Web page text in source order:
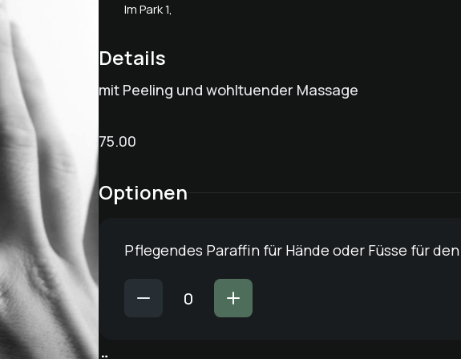
Im Park 1,
Details
mit Peeling und wohltuender Massage
75.00
Optionen
Pflegendes Paraffin für Hände oder Füsse für